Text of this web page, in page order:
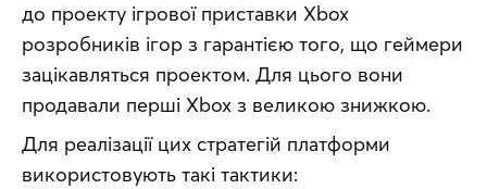
до проекту ігрової приставки Xbox
розробників ігор з гарантією того, що геймери
зацікавляться проектом. Для цього вони
продавали перші Xbox з великою знижкою.
Для реалізації цих стратегій платформи
використовують такі тактики: